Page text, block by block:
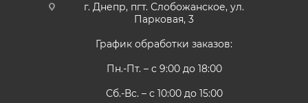
г. Днепр, пгт. Слобожанское, ул.
Парковая, 3
График обработки заказов:
Пн.-Пт. – с 9:00 до 18:00
Сб.-Вс. – с 10:00 до 15:00